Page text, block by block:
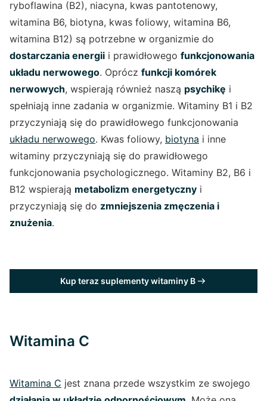
ryboflawina (B2), niacyna, kwas pantotenowy,
witamina B6, biotyna, kwas foliowy, witamina B6,
witamina B12) są potrzebne w organizmie do
dostarczania energii i prawidłowego funkcjonowania
układu nerwowego. Oprócz funkcji komórek
nerwowych, wspierają również naszą psychikę i
spełniają inne zadania w organizmie. Witaminy B1 i B2
przyczyniają się do prawidłowego funkcjonowania
układu nerwowego. Kwas foliowy, biotyna i inne
witaminy przyczyniają się do prawidłowego
funkcjonowania psychologicznego. Witaminy B2, B6 i
B12 wspierają metabolizm energetyczny i
przyczyniają się do zmniejszenia zmęczenia i
znużenia.
Kup teraz suplementy witaminy B
Witamina C
Witamina C jest znana przede wszystkim ze swojego